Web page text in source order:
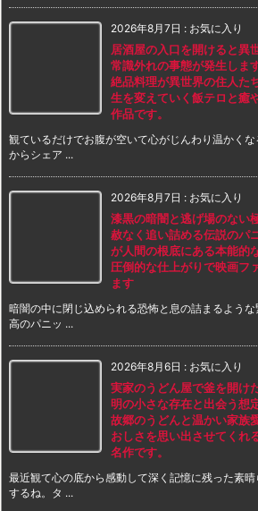
2026年8月7日 : お気に入り
居酒屋の入口を開けると異
常識外れの事態が発生しま
絶品料理が異世界の住人た
生を変えていく飯テロと癒
作品です。
観ているだけでお腹が空いて心がじんわり温かく
からシェア ...
2026年8月7日 : お気に入り
漆黒の暗闇と逃げ場のない
赦なく追い詰める伝説のパ
が人間の根底にある本能的
圧倒的な仕上がりで映画フ
ます
暗闇の中に閉じ込められる恐怖と息の詰まるよう
高のパニッ ...
2026年8月6日 : お気に入り
実家のうどん屋で釜を開け
明の小さな存在と出会う想
故郷のうどんと温かい家族
おしさを思い出させてくれ
名作です。
最近観て心の底から感動して深く記憶に残った素
するね。タ ...